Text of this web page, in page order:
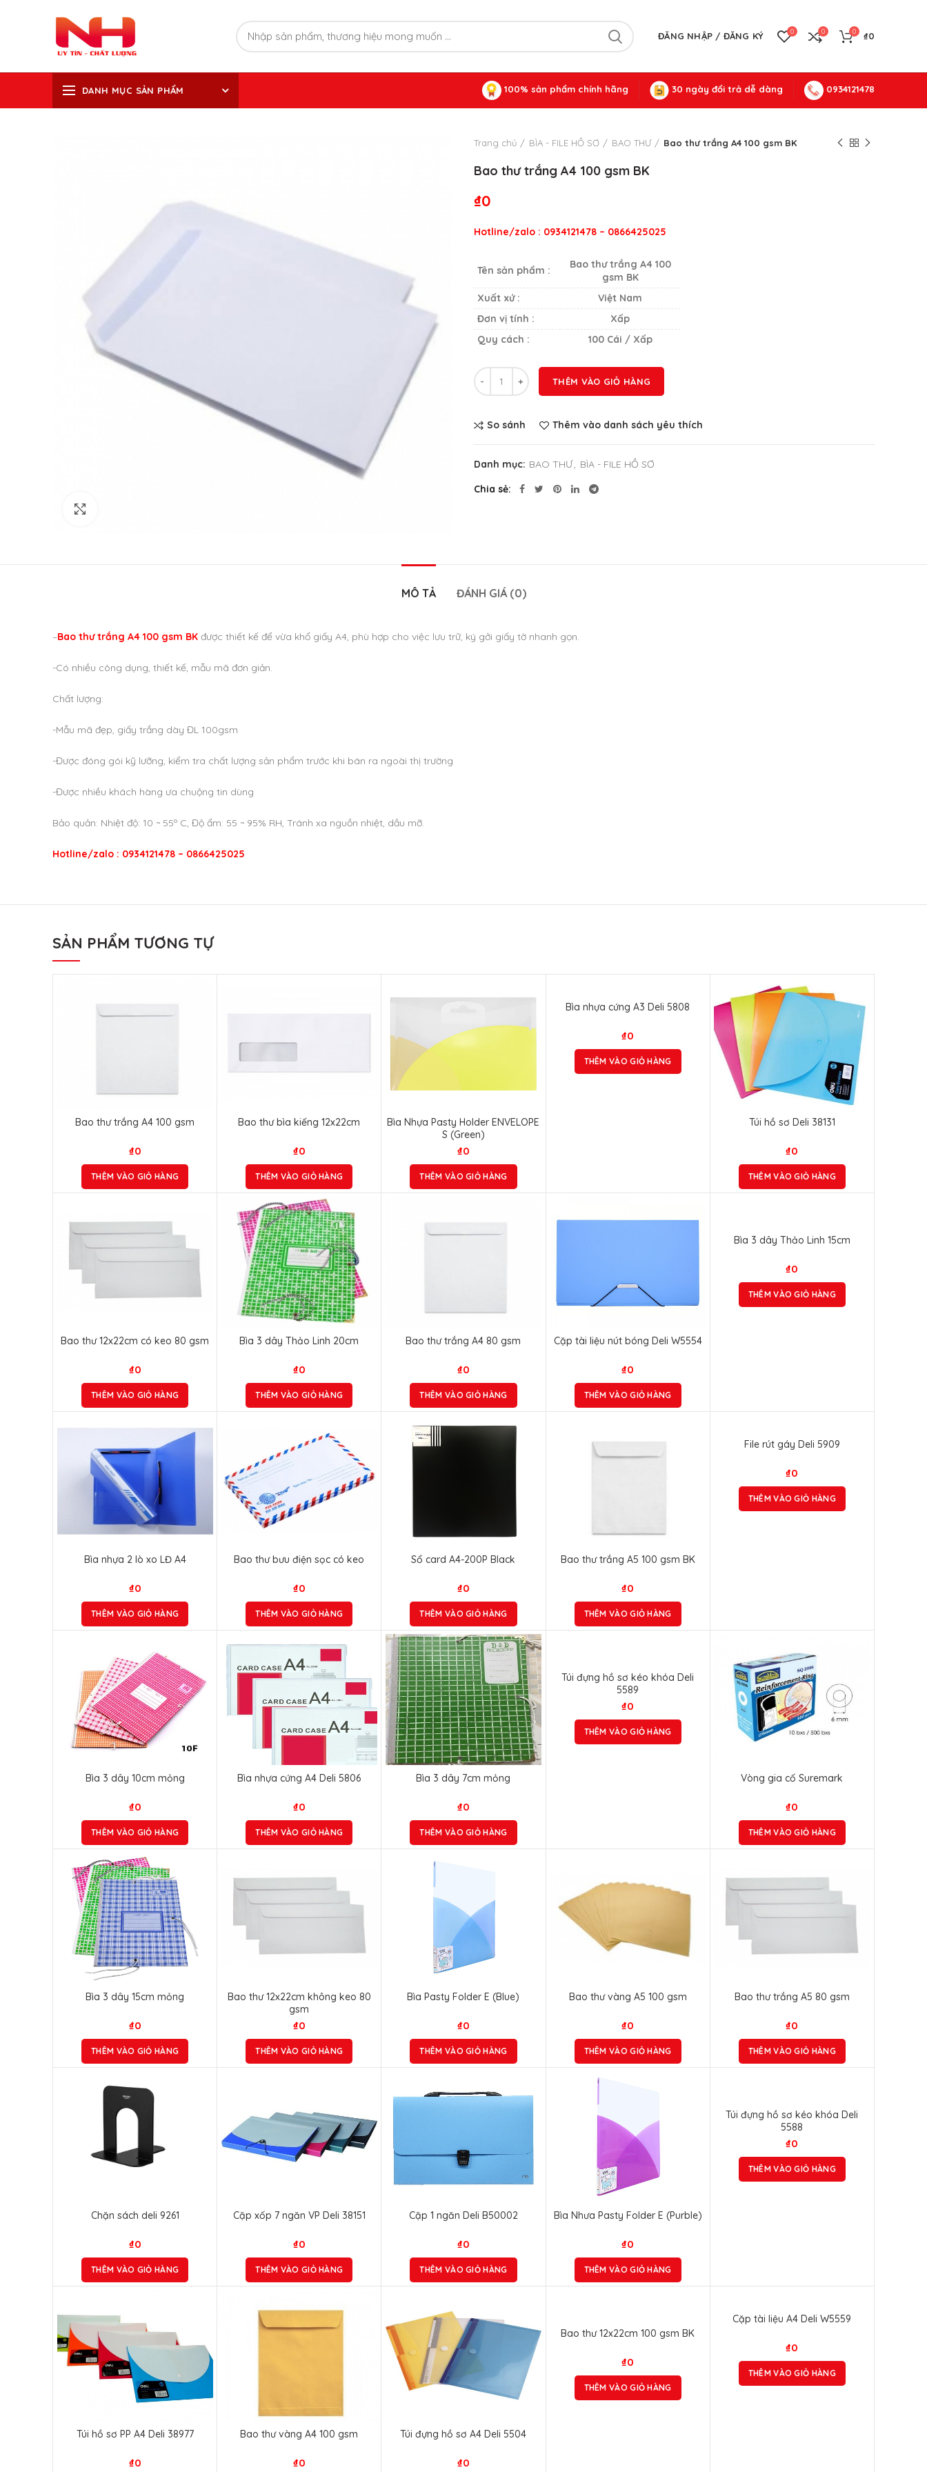
ĐĂNG NHẬP / ĐĂNG KÝ 0 0 0 ₫0
DANH MỤC SẢN PHẨM 100% sản phẩm chính hãng 30 ngày đổi trả dễ dàng 0934121478
Trang chủ BÌA - FILE HỒ SƠ BAO THƯ Bao thư trắng A4 100 gsm BK
Bao thư trắng A4 100 gsm BK
₫0
Hotline/zalo : 0934121478 – 0866425025
Tên sản phẩm :
Bao thư trắng A4 100
gsm BK
Xuất xứ :
Việt Nam
Đơn vị tính :
Xấp
Quy cách :
100 Cái / Xấp
Số lượng
THÊM VÀO GIỎ HÀNG
So sánh Thêm vào danh sách yêu thích
Danh mục: BAO THƯ, BÌA - FILE HỒ SƠ
Chia sẻ
MÔ TẢ ĐÁNH GIÁ (0)
–Bao thư trắng A4 100 gsm BK được thiết kế để vừa khổ giấy A4, phù hợp cho việc lưu trữ, ký gởi giấy tờ nhanh gọn.
-Có nhiều công dụng, thiết kế, mẫu mã đơn giản.
Chất lượng:
-Mẫu mã đẹp, giấy trắng dày ĐL 100gsm
-Được đóng gói kỹ lưỡng, kiểm tra chất lượng sản phẩm trước khi bán ra ngoài thị trường
-Được nhiều khách hàng ưa chuộng tin dùng
Bảo quản: Nhiệt độ: 10 ~ 55º C, Độ ẩm: 55 ~ 95% RH, Tránh xa nguồn nhiệt, dầu mỡ.
Hotline/zalo : 0934121478 – 0866425025
SẢN PHẨM TƯƠNG TỰ
Bao thư trắng A4 100 gsm
₫0
THÊM VÀO GIỎ HÀNG
Bao thư bìa kiếng 12x22cm
₫0
THÊM VÀO GIỎ HÀNG
Bìa Nhựa Pasty Holder ENVELOPE
S (Green)
₫0
THÊM VÀO GIỎ HÀNG
Bìa nhựa cứng A3 Deli 5808
₫0
THÊM VÀO GIỎ HÀNG
Túi hồ sơ Deli 38131
₫0
THÊM VÀO GIỎ HÀNG
Bao thư 12x22cm có keo 80 gsm
₫0
THÊM VÀO GIỎ HÀNG
Bìa 3 dây Thảo Linh 20cm
₫0
THÊM VÀO GIỎ HÀNG
Bao thư trắng A4 80 gsm
₫0
THÊM VÀO GIỎ HÀNG
Cặp tài liệu nút bóng Deli W5554
₫0
THÊM VÀO GIỎ HÀNG
Bìa 3 dây Thảo Linh 15cm
₫0
THÊM VÀO GIỎ HÀNG
Bìa nhựa 2 lò xo LĐ A4
₫0
THÊM VÀO GIỎ HÀNG
Bao thư bưu điện sọc có keo
₫0
THÊM VÀO GIỎ HÀNG
Sổ card A4-200P Black
₫0
THÊM VÀO GIỎ HÀNG
Bao thư trắng A5 100 gsm BK
₫0
THÊM VÀO GIỎ HÀNG
File rút gáy Deli 5909
₫0
THÊM VÀO GIỎ HÀNG
Bìa 3 dây 10cm mỏng
₫0
THÊM VÀO GIỎ HÀNG
Bìa nhựa cứng A4 Deli 5806
₫0
THÊM VÀO GIỎ HÀNG
Bìa 3 dây 7cm mỏng
₫0
THÊM VÀO GIỎ HÀNG
Túi đựng hồ sơ kéo khóa Deli
5589
₫0
THÊM VÀO GIỎ HÀNG
Vòng gia cố Suremark
₫0
THÊM VÀO GIỎ HÀNG
Bìa 3 dây 15cm mỏng
₫0
THÊM VÀO GIỎ HÀNG
Bao thư 12x22cm không keo 80
gsm
₫0
THÊM VÀO GIỎ HÀNG
Bìa Pasty Folder E (Blue)
₫0
THÊM VÀO GIỎ HÀNG
Bao thư vàng A5 100 gsm
₫0
THÊM VÀO GIỎ HÀNG
Bao thư trắng A5 80 gsm
₫0
THÊM VÀO GIỎ HÀNG
Chặn sách deli 9261
₫0
THÊM VÀO GIỎ HÀNG
Cặp xốp 7 ngăn VP Deli 38151
₫0
THÊM VÀO GIỎ HÀNG
Cặp 1 ngăn Deli B50002
₫0
THÊM VÀO GIỎ HÀNG
Bìa Nhưa Pasty Folder E (Purble)
₫0
THÊM VÀO GIỎ HÀNG
Túi đựng hồ sơ kéo khóa Deli
5588
₫0
THÊM VÀO GIỎ HÀNG
Túi hồ sơ PP A4 Deli 38977
₫0
Bao thư vàng A4 100 gsm
₫0
Túi đựng hồ sơ A4 Deli 5504
₫0
Bao thư 12x22cm 100 gsm BK
₫0
THÊM VÀO GIỎ HÀNG
Cặp tài liệu A4 Deli W5559
₫0
THÊM VÀO GIỎ HÀNG